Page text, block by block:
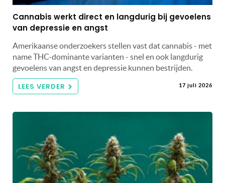
Cannabis werkt direct en langdurig bij gevoelens
van depressie en angst
Amerikaanse onderzoekers stellen vast dat cannabis - met
name THC-dominante varianten - snel en ook langdurig
gevoelens van angst en depressie kunnen bestrijden.
LEES VERDER 17 juli 2026